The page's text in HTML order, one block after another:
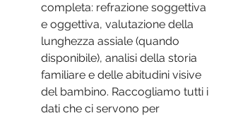
completa: refrazione soggettiva
e oggettiva, valutazione della
lunghezza assiale (quando
disponibile), analisi della storia
familiare e delle abitudini visive
del bambino. Raccogliamo tutti i
dati che ci servono per